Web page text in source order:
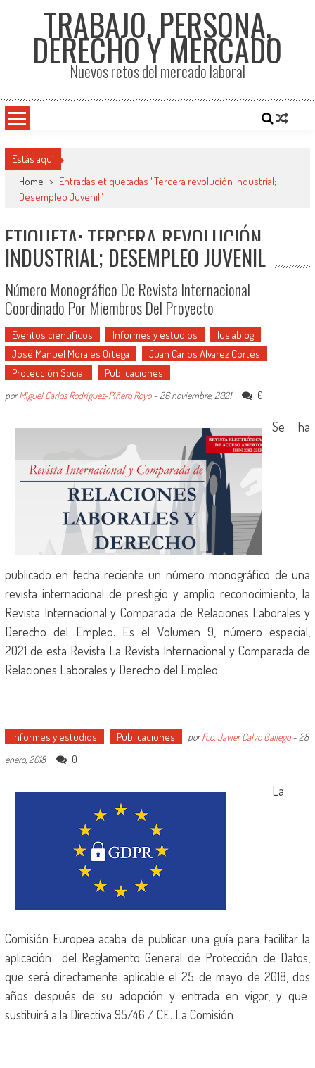
TRABAJO, PERSONA,
DERECHO Y MERCADO
Nuevos retos del mercado laboral
Estás aquí
Home > Entradas etiquetadas "Tercera revolución industrial;
Desempleo Juvenil"
ETIQUETA: TERCERA REVOLUCIÓN
INDUSTRIAL; DESEMPLEO JUVENIL
Número Monográfico De Revista Internacional
Coordinado Por Miembros Del Proyecto
Eventos científicos Informes y estudios
Iuslablog
José Manuel Morales Ortega
Juan Carlos Álvarez Cortés
Protección Social
Publicaciones
porMiguel Carlos Rodríguez-Piñero Royo- 26 noviembre, 2021 0
Se ha
publicado en fecha reciente un número monográfico de una
revista internacional de prestigio y amplio reconocimiento, la
Revista Internacional y Comparada de Relaciones Laborales y
Derecho del Empleo. Es el Volumen 9, número especial,
2021 de esta Revista La Revista Internacional y Comparada de
Relaciones Laborales y Derecho del Empleo
Informes y estudios Publicaciones porFco. Javier Calvo Gallego- 28
enero, 2018
0
La
Comisión Europea acaba de publicar una guía para facilitar la
aplicación del Reglamento General de Protección de Datos,
que será directamente aplicable el 25 de mayo de 2018, dos
años después de su adopción y entrada en vigor, y que
sustituirá a la Directiva 95/46 / CE. La Comisión